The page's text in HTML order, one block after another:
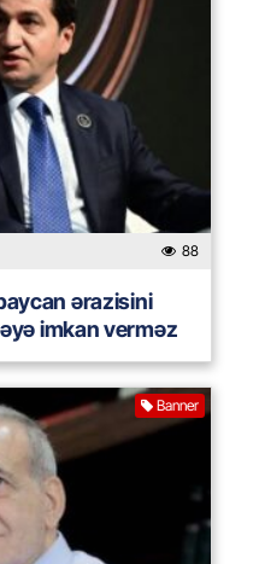
88
ərazisini
imkan verməz
Banner